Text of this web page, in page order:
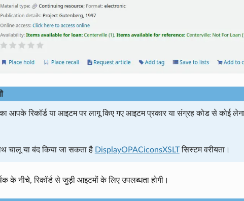
आपके रिकॉर्ड या आइटम पर लागू किए गए आइटम प्रकार या संग्रह कोड से कोई
चालू या बंद किया जा सकता है DisplayOPACiconsXSLTसिस्टम वरीयता।
के नीचे, रिकॉर्ड से जुड़ी आइटमों के लिए उपलब्धता होगी।